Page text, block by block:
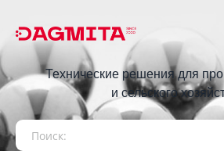
Технические решения для
и сельского